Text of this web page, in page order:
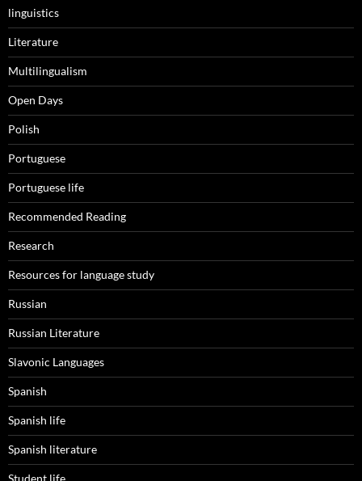
linguistics
Literature
Multilingualism
Open Days
Polish
Portuguese
Portuguese life
Recommended Reading
Research
Resources for language study
Russian
Russian Literature
Slavonic Languages
Spanish
Spanish life
Spanish literature